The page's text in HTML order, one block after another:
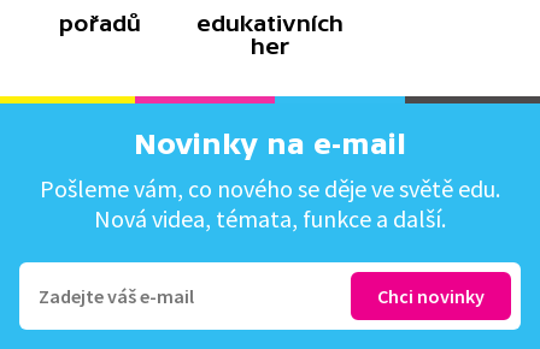
pořadů
edukativních
her
Novinky na e-mail
Pošleme vám, co nového se děje ve světě edu.
Nová videa, témata, funkce a další.